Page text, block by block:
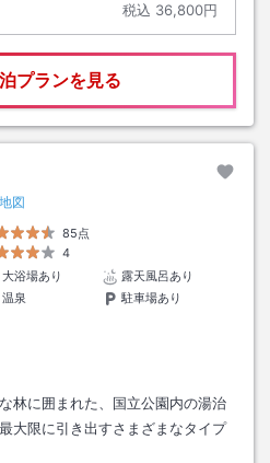
税込 36,800円
プランを見る
地図
85点
4
大浴場あり
露天風呂あり
温泉
駐車場あり
林に囲まれた、国立公園内の湯治
大限に引き出すさまざまなタイプ